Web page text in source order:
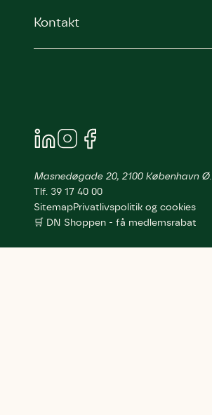
Kontakt
Masnedøgade 20, 2100 København Ø.
Tlf. 39 17 40 00
SitemapPrivatlivspolitik og cookies
🛒 DN Shoppen - få medlemsrabat